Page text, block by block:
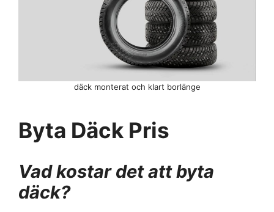
Byta Däck Pris
Vad kostar det att byta
däck?
däck monterat och klart borlänge